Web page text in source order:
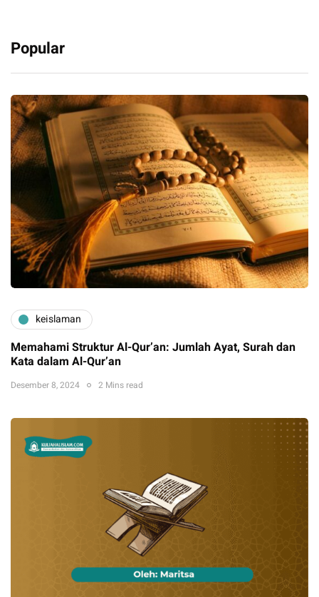
Popular
keislaman
Memahami Struktur Al-Qur’an: Jumlah Ayat, Surah dan
Kata dalam Al-Qur’an
Desember 8, 2024 2 Mins read